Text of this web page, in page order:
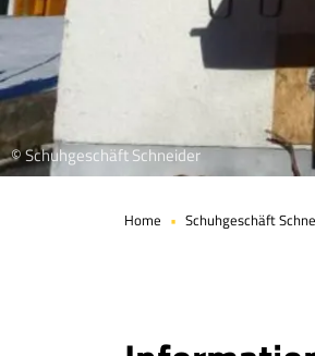
© Schuhgeschäft Schneider
Home Schuhgeschäft